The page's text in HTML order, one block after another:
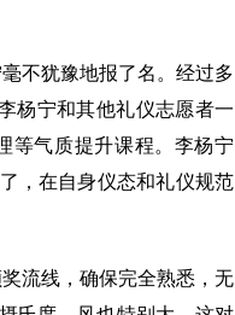
不犹豫地报了名。经过多
杨宁和其他礼仪志愿者一
等气质提升课程。李杨宁
，在自身仪态和礼仪规范
流线，确保完全熟悉，无